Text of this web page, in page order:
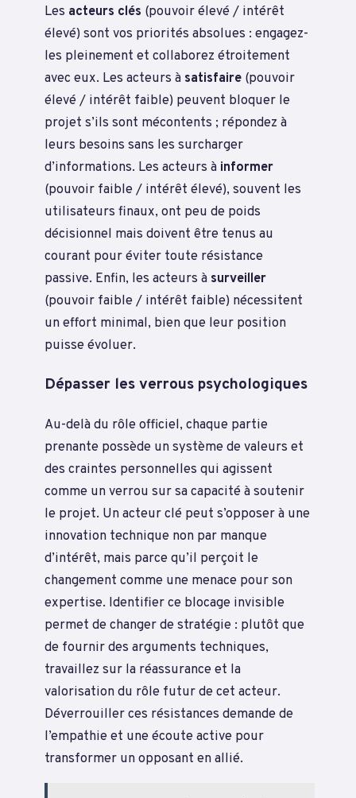
Les acteurs clés (pouvoir élevé / intérêt
élevé) sont vos priorités absolues : engagez-
les pleinement et collaborez étroitement
avec eux. Les acteurs à satisfaire (pouvoir
élevé / intérêt faible) peuvent bloquer le
projet s’ils sont mécontents ; répondez à
leurs besoins sans les surcharger
d’informations. Les acteurs à informer
(pouvoir faible / intérêt élevé), souvent les
utilisateurs finaux, ont peu de poids
décisionnel mais doivent être tenus au
courant pour éviter toute résistance
passive. Enfin, les acteurs à surveiller
(pouvoir faible / intérêt faible) nécessitent
un effort minimal, bien que leur position
puisse évoluer.
Dépasser les verrous psychologiques
Au-delà du rôle officiel, chaque partie
prenante possède un système de valeurs et
des craintes personnelles qui agissent
comme un verrou sur sa capacité à soutenir
le projet. Un acteur clé peut s’opposer à une
innovation technique non par manque
d’intérêt, mais parce qu’il perçoit le
changement comme une menace pour son
expertise. Identifier ce blocage invisible
permet de changer de stratégie : plutôt que
de fournir des arguments techniques,
travaillez sur la réassurance et la
valorisation du rôle futur de cet acteur.
Déverrouiller ces résistances demande de
l’empathie et une écoute active pour
transformer un opposant en allié.